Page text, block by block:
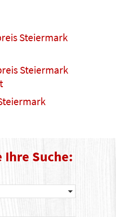
Steiermark
Steiermark
Ihre Suche: